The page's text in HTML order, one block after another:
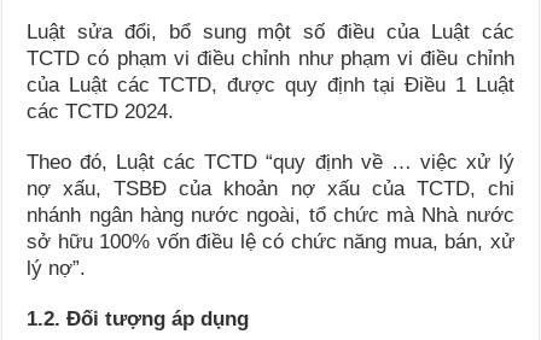
Luật sửa đổi, bổ sung một số điều của Luật các
TCTD có phạm vi điều chỉnh như phạm vi điều chỉnh
của Luật các TCTD, được quy định tại Điều 1 Luật
các TCTD 2024.
Theo đó, Luật các TCTD “quy định về … việc xử lý
nợ xấu, TSBĐ của khoản nợ xấu của TCTD, chi
nhánh ngân hàng nước ngoài, tổ chức mà Nhà nước
sở hữu 100% vốn điều lệ có chức năng mua, bán, xử
lý nợ”.
1.2. Đối tượng áp dụng